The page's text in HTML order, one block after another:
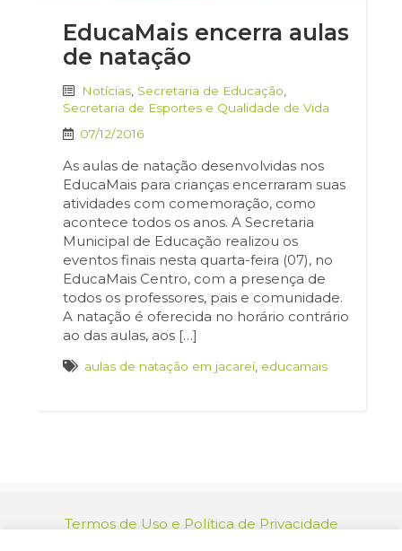
EducaMais encerra aulas
de natação
Notícias Secretaria de Educação
Secretaria de Esportes e Qualidade de Vida
07/12/2016
As aulas de natação desenvolvidas nos
EducaMais para crianças encerraram suas
atividades com comemoração, como
acontece todos os anos. A Secretaria
Municipal de Educação realizou os
eventos finais nesta quarta-feira (07), no
EducaMais Centro, com a presença de
todos os professores, pais e comunidade.
A natação é oferecida no horário contrário
ao das aulas, aos […]
aulas de natação em jacareí, educamais
Termos de Uso e Política de Privacidade